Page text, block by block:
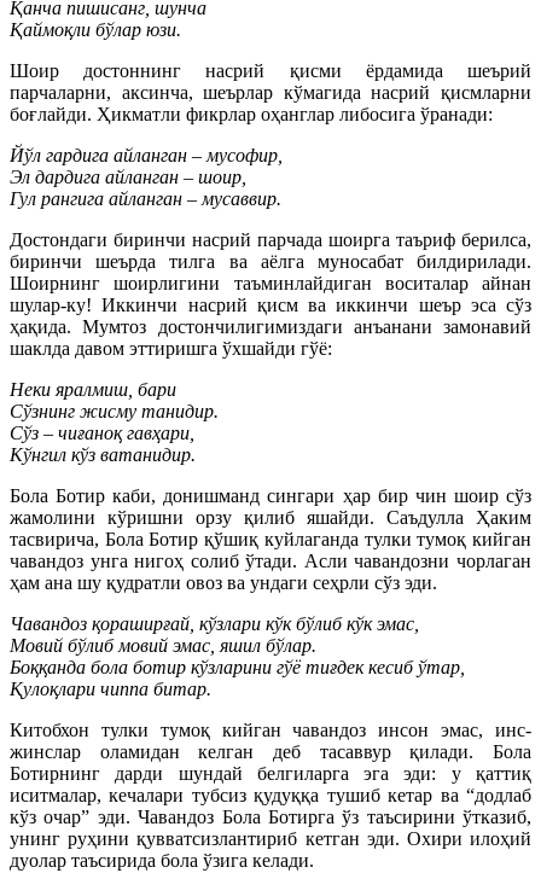
Қанча пишисанг, шунча
Қаймоқли бўлар юзи.
Шоир достоннинг насрий қисми ёрдамида шеърий
парчаларни, аксинча, шеърлар кўмагида насрий қисмларни
боғлайди. Ҳикматли фикрлар оҳанглар либосига ўранади:
Йўл гардига айланган – мусофир,
Эл дардига айланган – шоир,
Гул рангига айланган – мусаввир.
Достондаги биринчи насрий парчада шоирга таъриф берилса,
биринчи шеърда тилга ва аёлга муносабат билдирилади.
Шоирнинг шоирлигини таъминлайдиган воситалар айнан
шулар-ку! Иккинчи насрий қисм ва иккинчи шеър эса сўз
ҳақида. Мумтоз достончилигимиздаги анъанани замонавий
шаклда давом эттиришга ўхшайди гўё:
Неки яралмиш, бари
Сўзнинг жисму танидир.
Сўз – чиғаноқ гавҳари,
Кўнгил кўз ватанидир.
Бола Ботир каби, донишманд сингари ҳар бир чин шоир сўз
жамолини кўришни орзу қилиб яшайди. Саъдулла Ҳаким
тасвирича, Бола Ботир қўшиқ куйлаганда тулки тумоқ кийган
чавандоз унга нигоҳ солиб ўтади. Асли чавандозни чорлаган
ҳам ана шу қудратли овоз ва ундаги сеҳрли сўз эди.
Чавандоз қораширғай, кўзлари кўк бўлиб кўк эмас,
Мовий бўлиб мовий эмас, яшил бўлар.
Боққанда бола ботир кўзларини гўё тиғдек кесиб ўтар,
Қулоқлари чиппа битар.
Китобхон тулки тумоқ кийган чавандоз инсон эмас, инс-
жинслар оламидан келган деб тасаввур қилади. Бола
Ботирнинг дарди шундай белгиларга эга эди: у қаттиқ
иситмалар, кечалари тубсиз қудуққа тушиб кетар ва “додлаб
кўз очар” эди. Чавандоз Бола Ботирга ўз таъсирини ўтказиб,
унинг руҳини қувватсизлантириб кетган эди. Охири илоҳий
дуолар таъсирида бола ўзига келади.